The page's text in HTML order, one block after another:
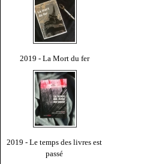
2019 - La Mort du fer
2019 - Le temps des livres est
passé